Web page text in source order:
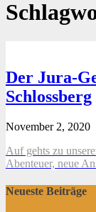
Der Jura-
Schlossberg
November 2, 2020
Auf gehts zu
Abenteuer, neue
Neueste Beiträge